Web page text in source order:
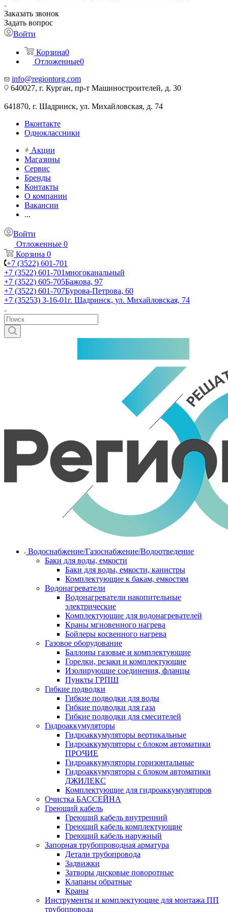
Заказать звонок
Задать вопрос
Войти
Корзина0
Отложенные0
info@regiontorg.com
640027, г. Курган, пр-т Машиностроителей, д. 30
641870, г. Шадринск, ул. Михайловская, д. 74
Вконтакте
Одноклассники
Акции
Магазины
Сервис
Бренды
Контакты
О компании
Вакансии
...
Войти
Отложенные 0
Корзина 0
+7 (3522) 601-701
+7 (3522) 601-701многоканальный
+7 (3522) 605-705Бажова, 97
+7 (3522) 601-707Бурова-Петрова, 60
+7 (35253) 3-16-01г. Шадринск, ул. Михайловская, 74
Водоснабжение/Газоснабжение/Водоотведение
Баки для воды, емкости
Баки для воды, емкости, канистры
Комплектующие к бакам, емкостям
Водонагреватели
Водонагреватели накопительные
электрические
Комплектующие для водонагревателей
Краны мгновенного нагрева
Бойлеры косвенного нагрева
Газовое оборудование
Баллоны газовые и комплектующие
Горелки, резаки и комплектующие
Изолирующие соединения, фланцы
Пункты ГРПШ
Гибкие подводки
Гибкие подводки для воды
Гибкие подводки для газа
Гибкие подводки для смесителей
Гидроаккумуляторы
Гидроаккумуляторы вертикальные
Гидроаккумуляторы с блоком автоматики
ПРОЧИЕ
Гидроаккумуляторы горизонтальные
Гидроаккумуляторы с блоком автоматики
ДЖИЛЕКС
Комплектующие для гидроаккумуляторов
Очистка БАССЕЙНА
Греющий кабель
Греющий кабель внутренний
Греющий кабель комплектующие
Греющий кабель наружный
Запорная трубопроводная арматура
Детали трубопровода
Задвижки
Затворы дисковые поворотные
Клапаны обратные
Краны
Инструменты и комплектующие для монтажа ПП
трубопровода